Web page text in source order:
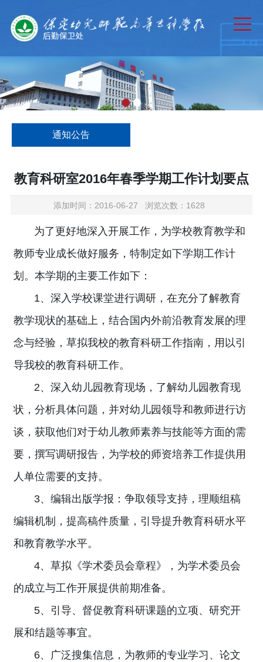
网站首页
规章制度
通知公告
资产管理
下载中心
通知公告
教育科研室2016年春季学期工作计划要点
添加时间：2016-06-27 浏览次数：1628
为了更好地深入开展工作，为学校教育教学和
教师专业成长做好服务，特制定如下学期工作计
划。本学期的主要工作如下：
1、深入学校课堂进行调研，在充分了解教育
教学现状的基础上，结合国内外前沿教育发展的理
念与经验，草拟我校的教育科研工作指南，用以引
导我校的教育科研工作。
2、深入幼儿园教育现场，了解幼儿园教育现
状，分析具体问题，并对幼儿园领导和教师进行访
谈，获取他们对于幼儿教师素养与技能等方面的需
要，撰写调研报告，为学校的师资培养工作提供用
人单位需要的支持。
3、编辑出版学报：争取领导支持，理顺组稿
编辑机制，提高稿件质量，引导提升教育科研水平
和教育教学水平。
4、草拟《学术委员会章程》，为学术委员会
的成立与工作开展提供前期准备。
5、引导、督促教育科研课题的立项、研究开
展和结题等事宜。
6、广泛搜集信息，为教师的专业学习、论文